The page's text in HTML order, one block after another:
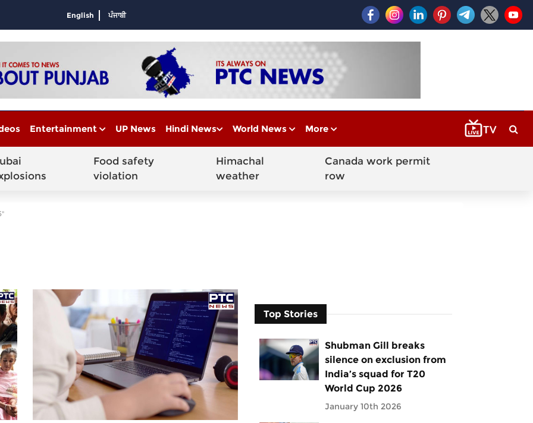
English ਪੰਜਾਬੀ
Entertainment UP News Hindi News World News More
Food safety
violation
Himachal
weather
Canada work permit
row
Top Stories
Shubman Gill breaks
silence on exclusion from
India’s squad for T20
World Cup 2026
January 10th 2026